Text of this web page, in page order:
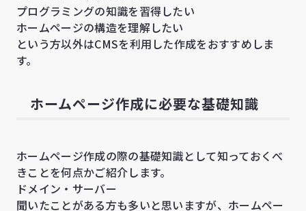
プログラミングの知識を習得したい
ホームページの構造を理解したい
という方以外はCMSを利用した作成をおすすめしま
す。
ホームページ作成に必要な基礎知識
ホームページ作成の際の基礎知識として知っておくべ
きことを何点かご紹介します。
ドメイン・サーバー
聞いたことがある方も多いと思いますが、ホームペー